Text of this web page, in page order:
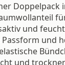
Doppelpack
und
und
und